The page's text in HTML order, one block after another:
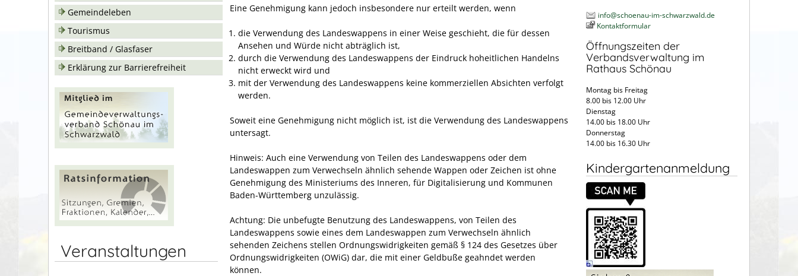
Gemeindeleben
Tourismus
Breitband / Glasfaser
Erklärung zur Barrierefreiheit
Veranstaltungen
Eine Genehmigung kann jedoch insbesondere nur erteilt werden, wenn
die Verwendung des Landeswappens in einer Weise geschieht, die für dessen
Ansehen und Würde nicht abträglich ist,
durch die Verwendung des Landeswappens der Eindruck hoheitlichen Handelns
nicht erweckt wird und
mit der Verwendung des Landeswappens keine kommerziellen Absichten verfolgt
werden.
Soweit eine Genehmigung nicht möglich ist, ist die Verwendung des Landeswappens
untersagt.
Hinweis: Auch eine Verwendung von Teilen des Landeswappens oder dem
Landeswappen zum Verwechseln ähnlich sehende Wappen oder Zeichen ist ohne
Genehmigung des Ministeriums des Inneren, für Digitalisierung und Kommunen
Baden-Württemberg unzulässig.
Achtung: Die unbefugte Benutzung des Landeswappens, von Teilen des
Landeswappens sowie eines dem Landeswappen zum Verwechseln ähnlich
sehenden Zeichens stellen Ordnungswidrigkeiten gemäß § 124 des Gesetzes über
Ordnungswidrigkeiten (OWiG) dar, die mit einer Geldbuße geahndet werden
können.
info@schoenau-im-schwarzwald.de
Kontaktformular
Öffnungszeiten der
Verbandsverwaltung im
Rathaus Schönau
Montag bis Freitag
8.00 bis 12.00 Uhr
Dienstag
14.00 bis 18.00 Uhr
Donnerstag
14.00 bis 16.30 Uhr
Kindergartenanmeldung